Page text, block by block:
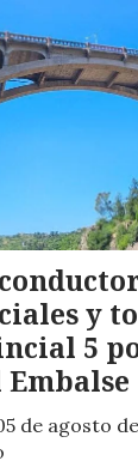
y
5
de agosto